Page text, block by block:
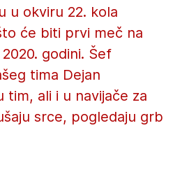
u okviru 22. kola
će biti prvi meč na
godini. Šef
tima Dejan
tim, ali i u navijače za
srce, pogledaju grb